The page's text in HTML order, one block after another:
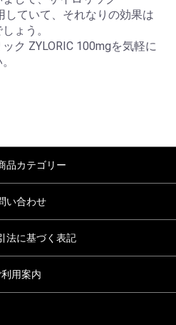
していて、それなりの効果は
ょう。
ク ZYLORIC 100mgを気軽に
品カテゴリー
い合わせ
法に基づく表記
利用案内